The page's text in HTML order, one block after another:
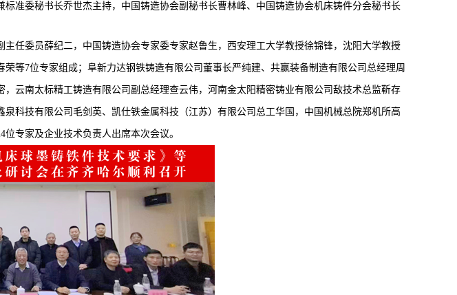
准委秘书长乔世杰主持，中国铸造协会副秘书长曹林峰、中国铸造协会机床铸件分会秘书长
任委员薛纪二，中国铸造协会专家委专家赵鲁生，西安理工大学教授徐锦锋，沈阳大学教授
等7位专家组成；阜新力达钢铁铸造有限公司董事长严纯建、共赢装备制造有限公司总经理周
云南太标精工铸造有限公司副总经理查云伟，河南金太阳精密铸业有限公司敌技术总监靳存
科技有限公司毛剑英、凯仕铁金属科技（江苏）有限公司总工华国，中国机械总院郑机所高
专家及企业技术负责人出席本次会议。